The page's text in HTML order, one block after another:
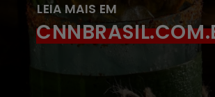
LEIA MAIS EM